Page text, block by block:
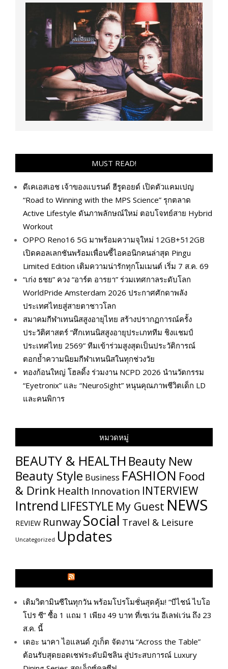
MUST READ!
ดีเคเอสเอช เจ้าของแบรนด์ ฮีรูดอยด์ เปิดตัวแคมเปญ
“Road to Winning with the MPS Science” รุกตลาด
Active Lifestyle ดันภาพลักษณ์ใหม่ ตอบโจทย์สาย Hybrid
Workout
OPPO Reno16 5G มาพร้อมความจุใหม่ 12GB+512GB
เปิดคอลเลกชันพร้อมเพื่อนซี้ไอคอนิกคนล่าสุด Pingu
Limited Edition เติมความน่ารักทุกโมเมนต์ เริ่ม 7 ส.ค. 69
“เก่ง ธชย” ควง “อาร์ต อารยา” ร่วมเทศกาลระดับโลก
WorldPride Amsterdam 2026 ประกาศศักดาพลัง
ประเทศไทยสู่สายตาชาวโลก
สมาคมกีฬาเทนนิสสูงอายุไทย สร้างปรากฏการณ์ครั้ง
ประวัติศาสตร์ “ศึกเทนนิสสูงอายุประเภททีม ชิงแชมป์
ประเทศไทย 2569” ทีมเข้าร่วมสูงสุดเป็นประวัติการณ์
ตอกย้ำความนิยมกีฬาเทนนิสในทุกช่วงวัย
ทองก้อนใหญ่ โฮลดิ้ง ร่วมงาน NCPD 2026 นำนวัตกรรม
“Eyetronix” และ “NeuroSight” หนุนคุณภาพชีวิตเด็ก LD
และคนพิการ
หมวดหมู่
BEAUTY & HEALTH Beauty New
Beauty Style Business FASHION Food
& Drink Health Innovation INTERVIEW
Intrend LIFESTYLE My​ Guest NEWS
REVIEW RunwaySocial Travel & Leisure
Uncategorized Updates
เติมวิตามินซีในทุกวัน พร้อมโปรโมชั่นสุดคุ้ม! “บีไชน์ ไบโอ
โปร ซี” ซื้อ 1 แถม 1 เพียง 49 บาท ที่เซเว่น อีเลฟเว่น ถึง 23
ส.ค. นี้
เดอะ นาคา ไอแลนด์ ภูเก็ต จัดงาน “Across the Table”
ต้อนรับสุดยอดเชฟระดับมิชลิน สู่ประสบการณ์ Luxury